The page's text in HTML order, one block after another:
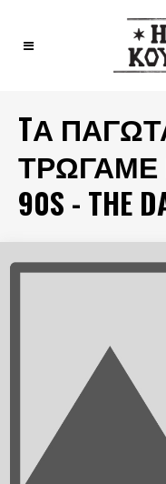
TΑ
ΤΡΏΓΑΜΕ
90S - THE